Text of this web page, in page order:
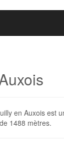
en Auxois est
1488 mètres.